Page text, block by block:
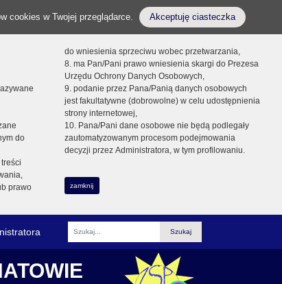
cookies w Twojej przeglądarce. Akceptuję ciasteczka
do
prawo
do wniesienia sprzeciwu wobec przetwarzania,
8. ma Pan/Pani prawo wniesienia skargi do Prezesa
Urzędu Ochrony Danych Osobowych,
9. podanie przez Pana/Panią danych osobowych
jest fakultatywne (dobrowolne) w celu udostępnienia
strony internetowej,
10. Pana/Pani dane osobowe nie będą podlegały
zautomatyzowanym procesom podejmowania
decyzji przez Administratora, w tym profilowaniu.
zamknij
Fraza